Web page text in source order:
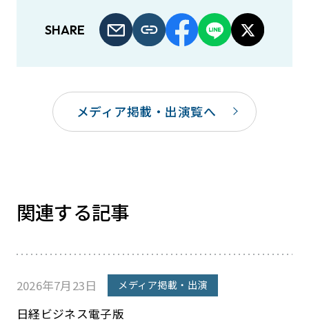
SHARE
メディア掲載・出演覧へ
関連する記事
2026年7月23日 メディア掲載・出演
日経ビジネス電子版